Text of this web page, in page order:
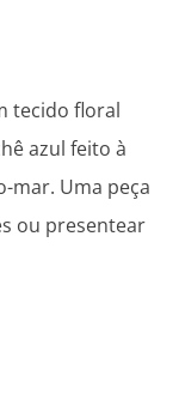
tecido floral
azul feito à
mar. Uma peça
ou presentear